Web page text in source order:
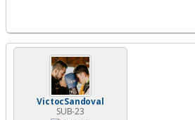
VictocSandoval
SUB-23